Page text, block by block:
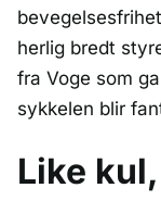
herlig bredt
fra Voge som
sykkelen blir
Like